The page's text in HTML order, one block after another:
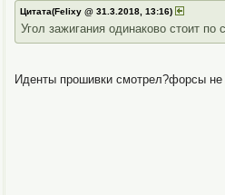
Цитата(Felixy @ 31.3.2018, 13:16)
Угол зажигания одинаково стоит по
Иденты прошивки смотрел?форсы не